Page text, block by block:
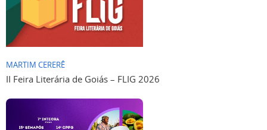
MARTIM CERERÊ
II Feira Literária de Goiás – FLIG 2026